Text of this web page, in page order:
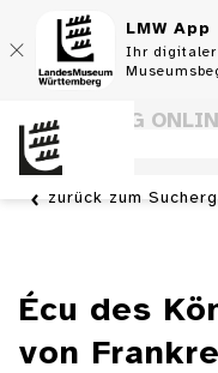
LMW App
Ihr digitaler
SAMMLUNG
WÜRTTEMBERG
zurück zum
Écu des
von